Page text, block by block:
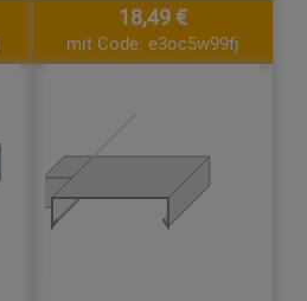
18,49 €
mit Code: e3oc5w99fj